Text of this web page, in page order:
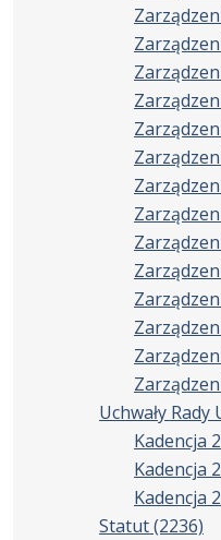
Uchwały Rady
Kadencja
Kadencja
Kadencja
Statut(2236)